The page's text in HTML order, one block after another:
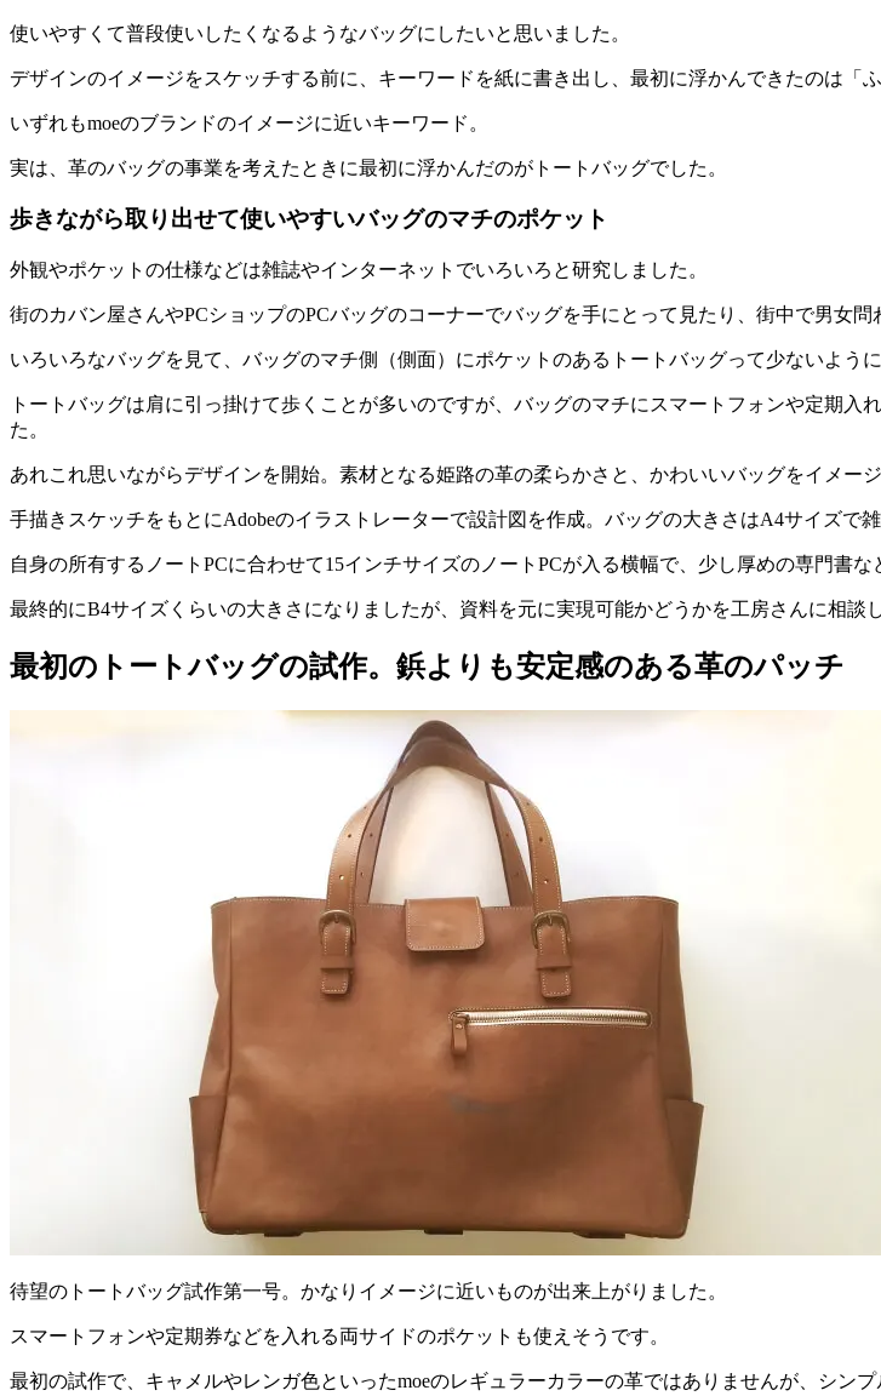
使いやすくて普段使いしたくなるようなバッグにしたいと思いました。
デザインのイメージをスケッチする前に、キーワードを紙に書き出し、最初に浮かんできたのは「
いずれもmoeのブランドのイメージに近いキーワード。
実は、革のバッグの事業を考えたときに最初に浮かんだのがトートバッグでした。
歩きながら取り出せて使いやすいバッグのマチのポケット
外観やポケットの仕様などは雑誌やインターネットでいろいろと研究しました。
街のカバン屋さんやPCショップのPCバッグのコーナーでバッグを手にとって見たり、街中で男女問
いろいろなバッグを見て、バッグのマチ側（側面）にポケットのあるトートバッグって少ないように
トートバッグは肩に引っ掛けて歩くことが多いのですが、バッグのマチにスマートフォンや定期
た。
あれこれ思いながらデザインを開始。素材となる姫路の革の柔らかさと、かわいいバッグをイメー
手描きスケッチをもとにAdobeのイラストレーターで設計図を作成。バッグの大きさはA4サイズで雑
自身の所有するノートPCに合わせて15インチサイズのノートPCが入る横幅で、少し厚めの専門書
最終的にB4サイズくらいの大きさになりましたが、資料を元に実現可能かどうかを工房さんに相談
最初のトートバッグの試作。鋲よりも安定感のある革のパッチ
待望のトートバッグ試作第一号。かなりイメージに近いものが出来上がりました。
スマートフォンや定期券などを入れる両サイドのポケットも使えそうです。
最初の試作で、キャメルやレンガ色といったmoeのレギュラーカラーの革ではありませんが、シン